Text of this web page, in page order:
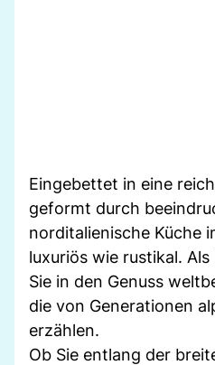
Eingebettet in eine
geformt durch
norditalienische Küche
luxuriös wie rustikal.
Sie in den Genuss
die von Generationen
erzählen.
Ob Sie entlang der